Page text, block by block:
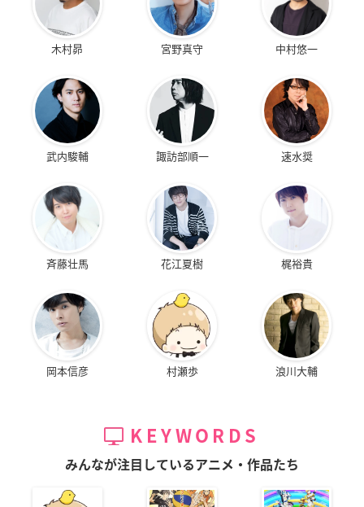
木村昴 宮野真守 中村悠一
武内駿輔 諏訪部順一 速水奨
斉藤壮馬 花江夏樹 梶裕貴
岡本信彦 村瀬歩 浪川大輔
KEYWORDS
みんなが注目しているアニメ・作品たち